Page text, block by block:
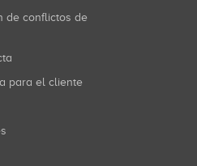
para el cliente